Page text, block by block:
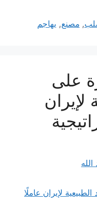
, مصنع, يهاجم
على
لإيران